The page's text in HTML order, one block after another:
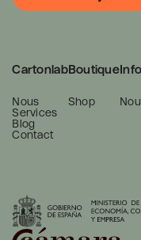
Cartonlab
Nous
Services
Blog
Contact
Boutique
Shop